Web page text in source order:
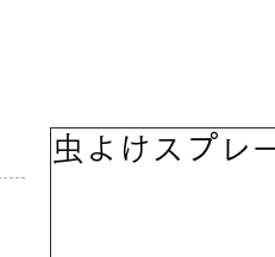
虫よけスプレ